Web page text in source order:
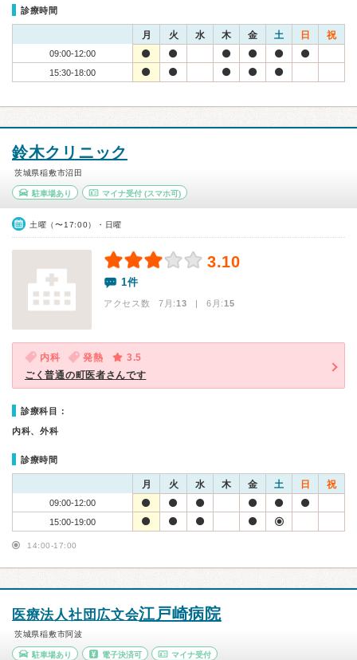
診療時間
月 火 水 木 金 土 日 祝
09:00-12:00
15:30-18:00
鈴木クリニック
茨城県稲敷市沼田
駐車場あり マイナ受付(スマホ可)
土曜（〜17:00）・日曜
3.10
1件
アクセス数 7月:13 | 6月:15
内科 発熱
3.5
ごく普通の町医者さんです
診療科目：
内科、外科
診療時間
月 火 水 木 金 土 日 祝
09:00-12:00
15:00-19:00
14:00-17:00
医療法人社団広文会江戸崎病院
茨城県稲敷市阿波
駐車場あり 電子決済可 マイナ受付